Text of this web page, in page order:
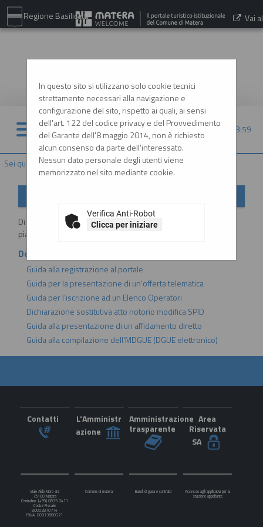
Regione Basilicata Vai al
06/08/2026 13:59
Sei qui: Home»Informazioni»Istruzioni e manuali
In questo sito si utilizzano solo cookie tecnici
strettamente necessari alla navigazione e
configurazione del sito, rispetto ai quali, ai sensi
dell'art. 122 del codice privacy e del Provvedimento
del Garante dell'8 maggio 2014, non è richiesto
alcun consenso da parte dell'interessato.
Nessun dato personale degli utenti viene
memorizzato nel sito mediante cookie.
Verifica Anti-Robot
Clicca per iniziare
Di seguito si riportano i manuali di supporto per operare con la
piattaforma telematica dell'Ente.
Documenti
Guida alla registrazione al portale
Guida per la presentazione di un'offerta telematica
Guida per l'iscrizione ad un Elenco Operatori
Dichiarazione sostitutiva atto notorio modifica SPID
Guida alla presentazione di un affidamento diretto
Guida alla compilazione dell'MDGUE (DGUE elettronico)
Contatti
L'Amministr
azione
Amministrazione
trasparente
Area
Riservata
SA
Viale Aldo Moro 32
75100 Matera
Centralino: (+39) 0835 2411
Codice Fiscale:
80002870774
P.IVA: 00313580771
Comune di matera Bandi di gara e contratti Accesso agli applicativi per la
stazione appaltante